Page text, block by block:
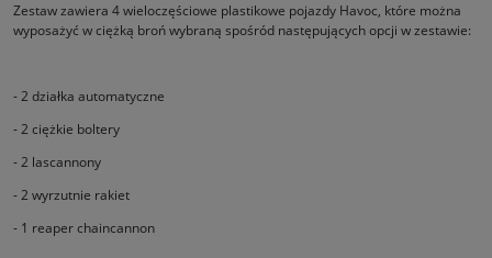
Zestaw zawiera 4 wieloczęściowe plastikowe pojazdy Havoc, które można
wyposażyć w ciężką broń wybraną spośród następujących opcji w zestawie:
- 2 działka automatyczne
- 2 ciężkie boltery
- 2 lascannony
- 2 wyrzutnie rakiet
- 1 reaper chaincannon